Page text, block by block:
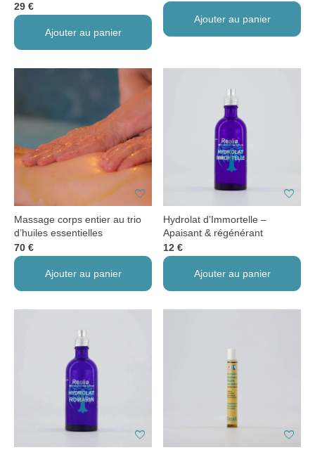
29 €
Ajouter au panier
Ajouter au panier
favorite
Massage corps entier au trio
d’huiles essentielles
70 €
Ajouter au panier
favorite
Hydrolat d’Immortelle –
Apaisant & régénérant
12 €
Ajouter au panier
favorite favorite